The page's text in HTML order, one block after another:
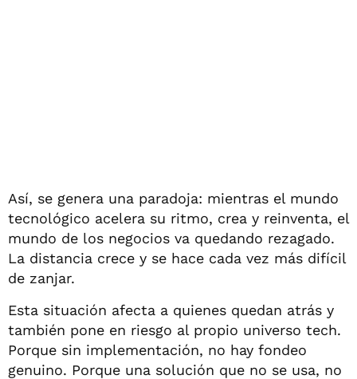
Así, se genera una paradoja: mientras el mundo
tecnológico acelera su ritmo, crea y reinventa, el
mundo de los negocios va quedando rezagado.
La distancia crece y se hace cada vez más difícil
de zanjar.
Esta situación afecta a quienes quedan atrás y
también pone en riesgo al propio universo tech.
Porque sin implementación, no hay fondeo
genuino. Porque una solución que no se usa, no